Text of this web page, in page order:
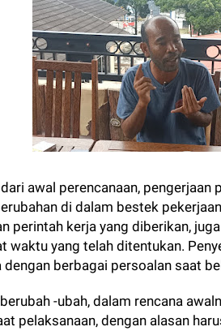
awal perencanaan,
di dalam bestek
perintah kerja yang diberikan,
waktu yang telah ditentukan.
berbagai persoalan saat
-ubah, dalam rencana
pelaksanaan, dengan alasan